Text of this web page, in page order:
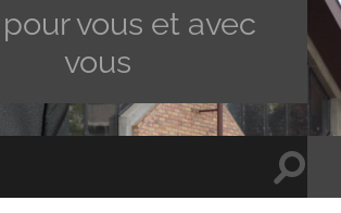
vous et avec
vous
Toggle